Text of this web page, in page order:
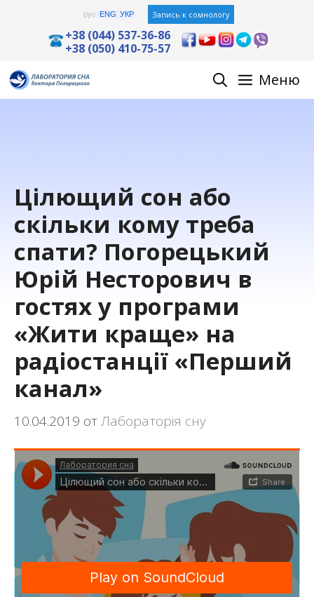
содержимому
рус ENG УКР Запись к сомнологу
+38 (044) 537-36-86
+38 (050) 410-75-57
Меню
Цілющий сон або
скільки кому треба
спати? Погорецький
Юрій Несторович в
гостях у програми
«Жити краще» на
радіостанції «Перший
канал»
10.04.2019 отЛабораторія сну